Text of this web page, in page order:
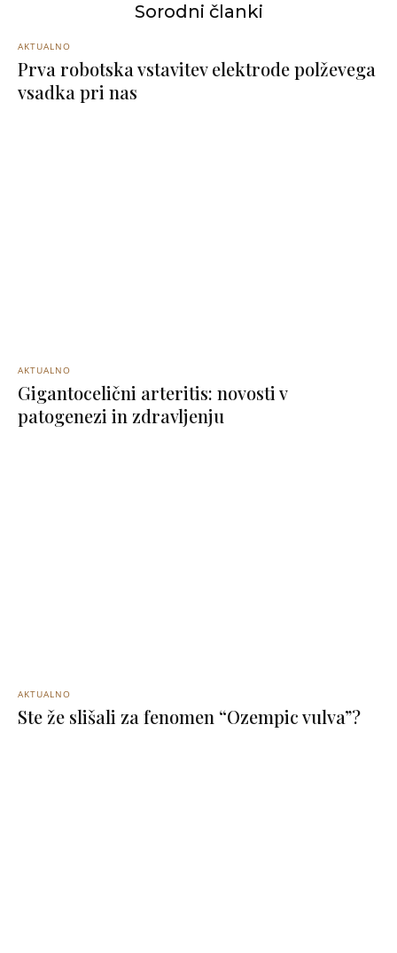
Sorodni članki
AKTUALNO
Prva robotska vstavitev elektrode polževega
vsadka pri nas
AKTUALNO
Gigantocelični arteritis: novosti v
patogenezi in zdravljenju
AKTUALNO
Ste že slišali za fenomen “Ozempic vulva”?